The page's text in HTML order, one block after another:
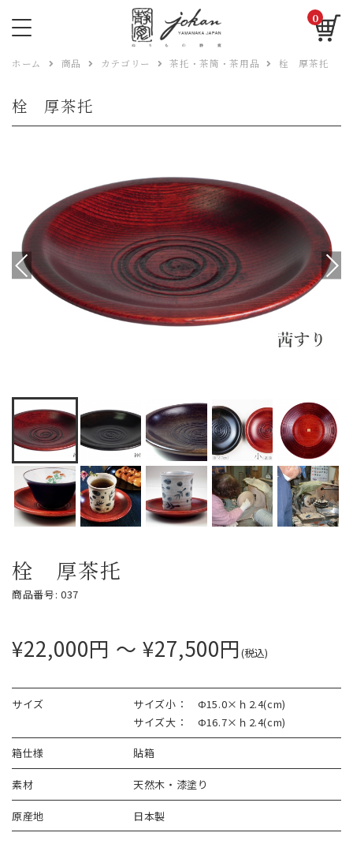
0
ホーム 商品 カテゴリー 茶托・茶筒・茶用品 栓 厚茶托
栓 厚茶托
栓 厚茶托
商品番号: 037
¥22,000円 ～ ¥27,500円 (税込)
サイズ
サイズ小： Φ15.0×ｈ2.4(cm)
サイズ大： Φ16.7×ｈ2.4(cm)
箱仕様 貼箱
素材 天然木・漆塗り
原産地 日本製